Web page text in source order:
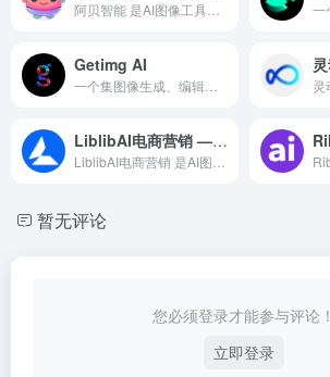
Getimg AI
LiblibAI电商营销 — AI图像工具领域的专业 AI 工具
暂无评论
您必须登录才能参与评论！
立即登录